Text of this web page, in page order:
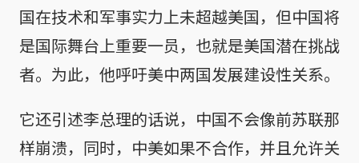
国在技术和军事实力上未超越美国，但中国将
是国际舞台上重要一员，也就是美国潜在挑战
者。为此，他呼吁美中两国发展建设性关系。
它还引述李总理的话说，中国不会像前苏联那
样崩溃，同时，中美如果不合作，并且允许关